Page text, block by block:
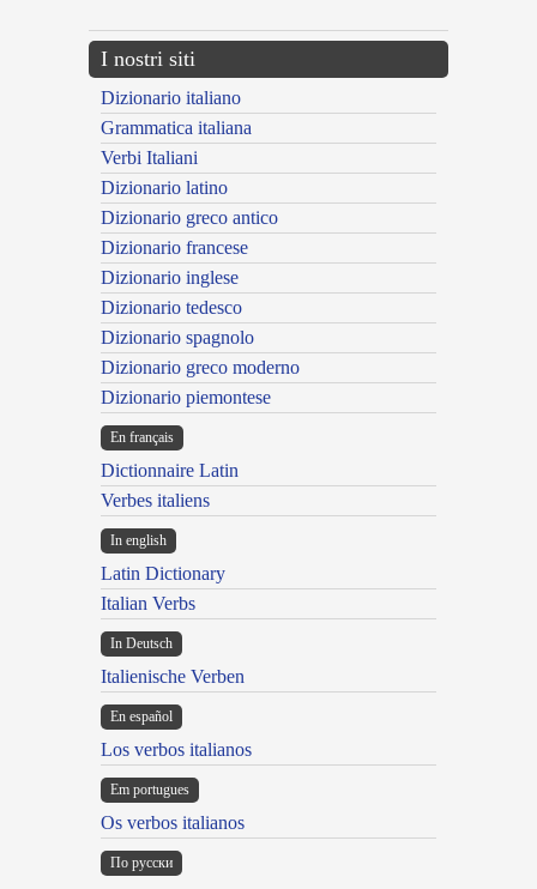
I nostri siti
Dizionario italiano
Grammatica italiana
Verbi Italiani
Dizionario latino
Dizionario greco antico
Dizionario francese
Dizionario inglese
Dizionario tedesco
Dizionario spagnolo
Dizionario greco moderno
Dizionario piemontese
En français
Dictionnaire Latin
Verbes italiens
In english
Latin Dictionary
Italian Verbs
In Deutsch
Italienische Verben
En español
Los verbos italianos
Em portugues
Os verbos italianos
По русски